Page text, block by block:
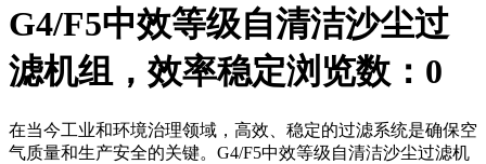
G4/F5中效等级自清洁沙尘过
滤机组，效率稳定浏览数： 0
在当今工业和环境治理领域，高效、稳定的过滤系统是确保空
气质量和生产安全的关键。G4/F5中效等级自清洁沙尘过滤机